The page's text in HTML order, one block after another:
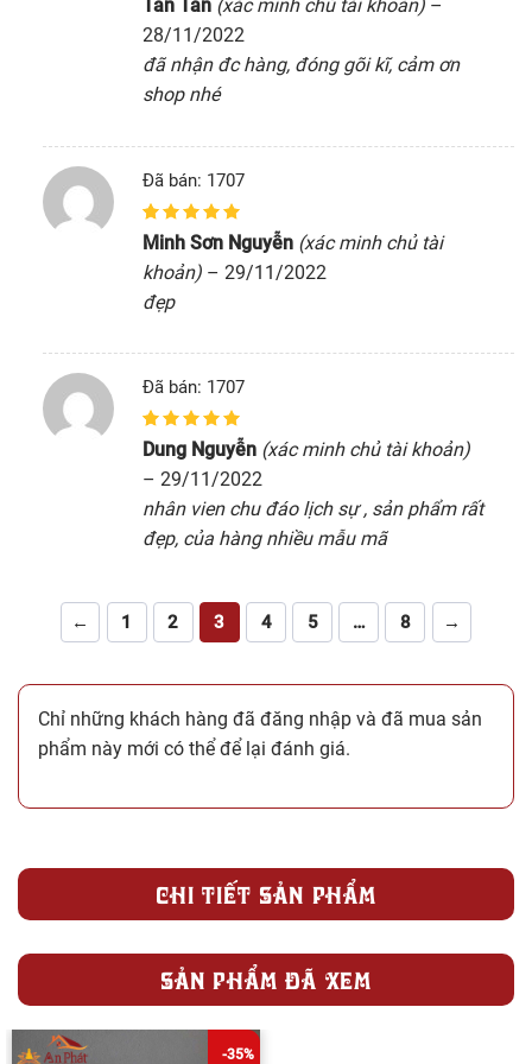
trên đánh giá
Tan Tan (xác minh chủ tài khoản) –
28/11/2022
đã nhận đc hàng, đóng gõi kĩ, cảm ơn
shop nhé
Đã bán: 1707
5 trên 5 dựa
trên
1
đánh giá
Minh Sơn Nguyễn (xác minh chủ tài
khoản) – 29/11/2022
đẹp
Đã bán: 1707
5trên 5 dựa
trên
1
đánh giá
Dung Nguyễn (xác minh chủ tài khoản)
– 29/11/2022
nhân vien chu đáo lịch sự , sản phẩm rất
đẹp, của hàng nhiều mẫu mã
← 1 2 3 4 5 … 8 →
Chỉ những khách hàng đã đăng nhập và đã mua sản
phẩm này mới có thể để lại đánh giá.
CHI TIẾT SẢN PHẨM
SẢN PHẨM ĐÃ XEM
-35%